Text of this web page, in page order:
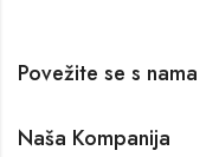
Povežite se s nama
Naša Kompanija